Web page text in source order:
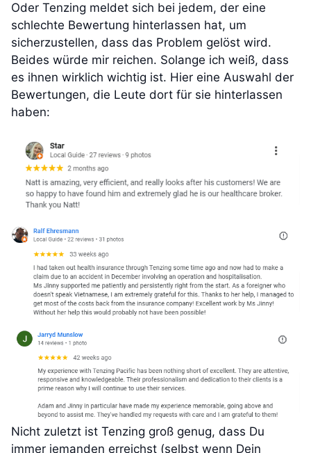
Oder Tenzing meldet sich bei jedem, der eine
schlechte Bewertung hinterlassen hat, um
sicherzustellen, dass das Problem gelöst wird.
Beides würde mir reichen. Solange ich weiß, dass
es ihnen wirklich wichtig ist. Hier eine Auswahl der
Bewertungen, die Leute dort für sie hinterlassen
haben:
Nicht zuletzt ist Tenzing groß genug, dass Du
immer jemanden erreichst (selbst wenn Dein